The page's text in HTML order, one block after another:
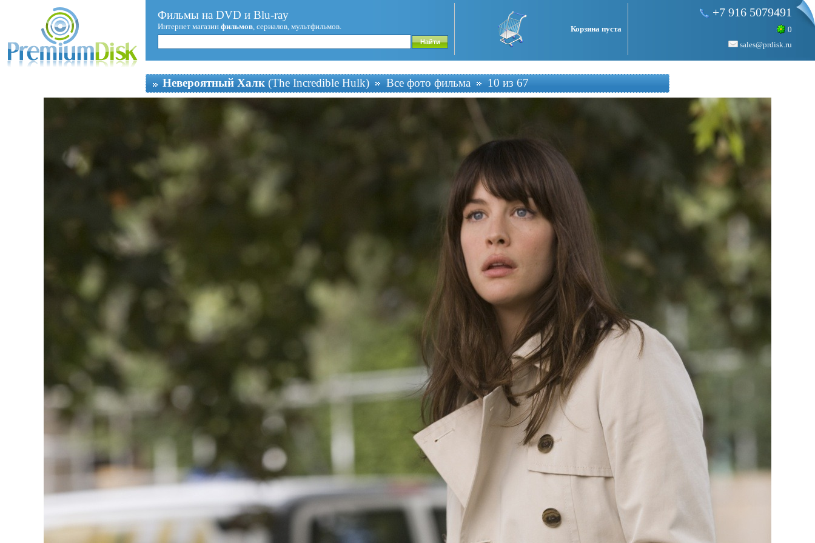
Фильмы на DVD и Blu-ray
Интернет магазин фильмов, сериалов, мультфильмов. Корзина пуста
+7 916 5079491
0
sales@prdisk.ru
Невероятный Халк (The Incredible Hulk) Все фото фильма 10 из 67